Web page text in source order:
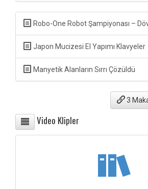
Robo-One Robot Şampiyonası –
Japon Mucizesi El Yapımı Klavyeler
Manyetik Alanların Sırrı Çözüldü
3
Video Klipler